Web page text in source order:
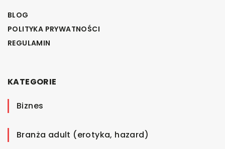
BLOG
POLITYKA PRYWATNOŚCI
REGULAMIN
KATEGORIE
Biznes
Branża adult (erotyka, hazard)